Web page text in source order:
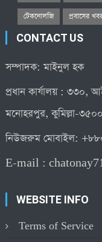
টেকনোলজি প্রবাসের
CONTACT US
সম্পাদক: মাইনুল হক
প্রধান কার্যালয় : ৩৩০,
মনোহরপুর, কুমিল্লা-৩৫০০।
নিউজরুম মোবাইল:
E-mail :
WEBSITE INFO
Terms of Service